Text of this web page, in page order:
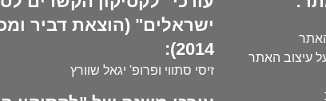
עיצוב האתר
ישראלים" (הוצאת דביר
2014):
זיסי סתווי ופרופ' יגאל שוורץ